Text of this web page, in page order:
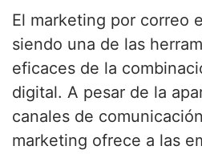
El marketing por correo
siendo una de las
eficaces de la
digital. A pesar de la
canales de
marketing ofrece a las